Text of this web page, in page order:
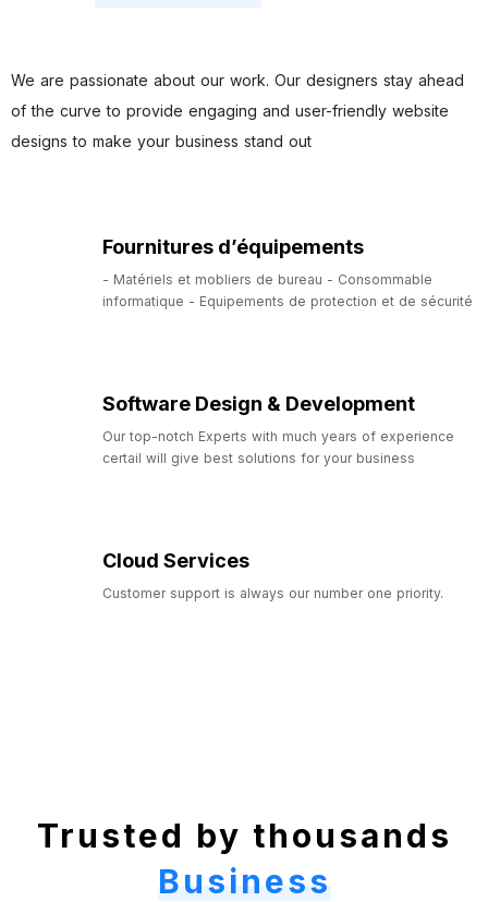
We are passionate about our work. Our designers stay ahead
of the curve to provide engaging and user-friendly website
designs to make your business stand out
Fournitures d’équipements
- Matériels et mobliers de bureau - Consommable
informatique - Equipements de protection et de sécurité
Software Design & Development
Our top-notch Experts with much years of experience
certail will give best solutions for your business
Cloud Services
Customer support is always our number one priority.
Trusted by thousands
Business